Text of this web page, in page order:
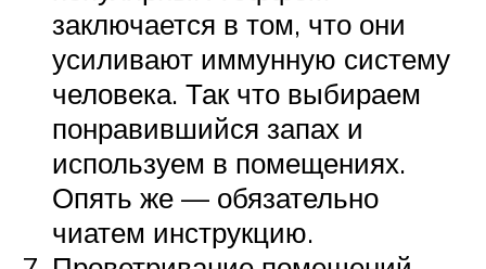
заключается в том, что они
усиливают иммунную систему
человека. Так что выбираем
понравившийся запах и
используем в помещениях.
Опять же — обязательно
чиатем инструкцию.